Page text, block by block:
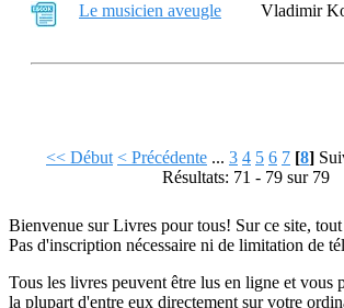
Le musicien aveugle Vladimir
<< Début < Précédente ... 3 4 5 6 7 [8]
Résultats: 71 - 79 sur 79
Bienvenue sur Livres pour tous! Sur ce site,
Pas d'inscription nécessaire ni de limitation de
Tous les livres peuvent être lus en ligne et vous
la plupart d'entre eux directement sur votre